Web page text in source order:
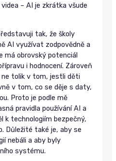
– AI je zkrátka všude
tak, že školy
AI využívat zodpovědně a
má obrovský potenciál
i hodnocení. Zároveň
ne tolik v tom, jestli děti
v tom, co se děje s daty,
Proto je podle mě
pravidla používání AI a
k technologiím bezpečný,
Důležité také je, aby se
nebáli a aby byly
systému.